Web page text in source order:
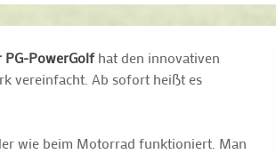
PG-PowerGolfhat den innovativen
vereinfacht. Ab sofort heißt es
wie beim Motorrad funktioniert. Man